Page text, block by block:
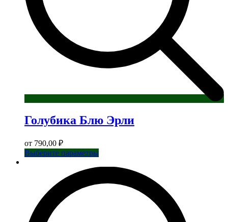
Голубика Блю Эрли
от 790,00 ₽
Выберите параметрыЭтот
вариаций.